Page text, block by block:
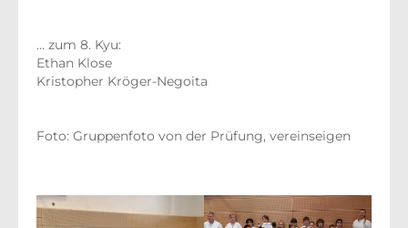
… zum 8. Kyu:
Ethan Klose
Kristopher Kröger-Negoita
Foto: Gruppenfoto von der Prüfung, vereinseigen